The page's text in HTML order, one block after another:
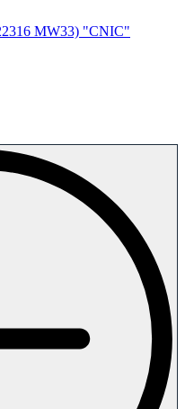
MW33) "CNIC"